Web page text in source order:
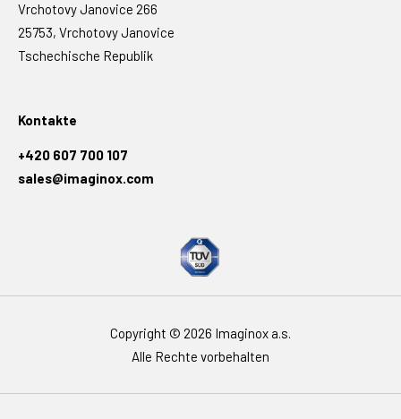
Vrchotovy Janovice 266
25753, Vrchotovy Janovice
Tschechische Republik
Kontakte
+420 607 700 107
sales@imaginox.com
Copyright © 2026 Imaginox a.s.
Alle Rechte vorbehalten